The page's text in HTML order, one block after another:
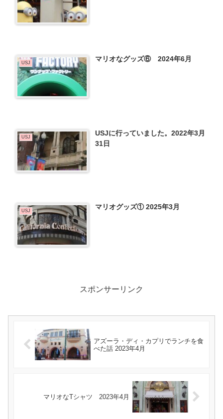
USJ マリオなグッズ⑥ 2024年6月
USJ
USJに行っていました。2022年3月
31日
USJ マリオグッズ① 2025年3月
スポンサーリンク
アズーラ・ディ・カプリでランチを食
べた話 2023年4月
マリオなTシャツ 2023年4月